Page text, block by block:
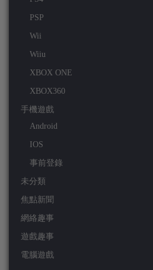
PSP
Wii
Wiiu
XBOX ONE
XBOX360
手機遊戲
Android
IOS
事前登錄
未分類
焦點新聞
網絡趣事
遊戲趣事
電腦遊戲